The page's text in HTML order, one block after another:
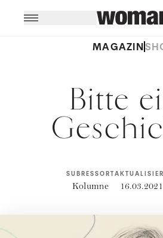
MAGAZIN
Bitte
SUBRESSORT
Kolumne 16.03.2021